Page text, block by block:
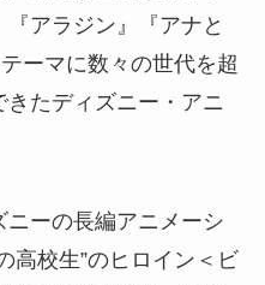
『アラジン』『アナと
ーマに数々の世代を超
たディズニー・アニ
ーの長編アニメーシ
高校生”のヒロイン＜ビ